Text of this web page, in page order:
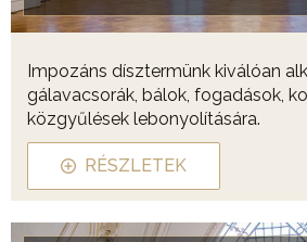
Impozáns dísztermünk kiválóan
gálavacsorák, bálok, fogadások,
közgyűlések lebonyolítására.
RÉSZLETEK